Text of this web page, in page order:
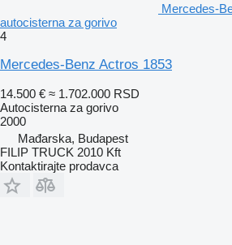
Mercedes-
autocisterna za gorivo
4
Mercedes-Benz Actros 1853
14.500 € ≈ 1.702.000 RSD
Autocisterna za gorivo
2000
Mađarska, Budapest
FILIP TRUCK 2010 Kft
Kontaktirajte prodavca